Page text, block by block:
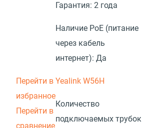
Гарантия: 2 года
Наличие PoE (питание
через кабель
интернет): Да
Перейти в
избранное
Перейти в
сравнение
Yealink W56H
Количество
подключаемых трубок